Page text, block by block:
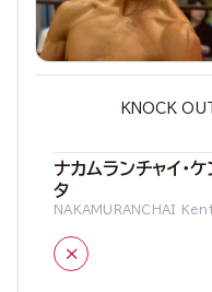
KNOCK
ナカムランチャイ・ケ
タ
NAKAMURANCHAI
×